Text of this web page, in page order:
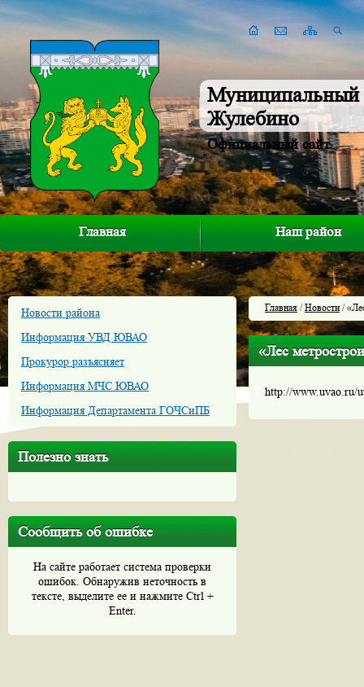
Муниципальный
Жулебино
Официальный сайт
Главная Наш район
Новости района
Информация УВД ЮВАО
Прокурор разъясняет
Информация МЧС ЮВАО
Информация Департамента ГОЧСиПБ
Полезно знать
Сообщить об ошибке
На сайте работает система проверки
ошибок. Обнаружив неточность в
тексте, выделите ее и нажмите Ctrl +
Enter.
Главная /Новости/
«Лес
http://www.uvao.ru/